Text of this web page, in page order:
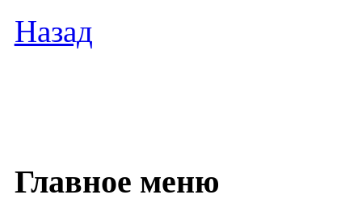
Назад
Главное меню